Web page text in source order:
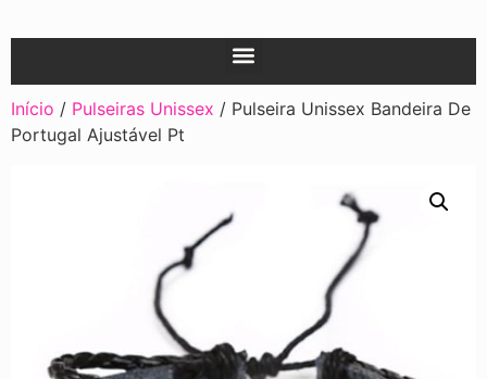
Início / Pulseiras Unissex / Pulseira Unissex Bandeira De
Portugal Ajustável Pt